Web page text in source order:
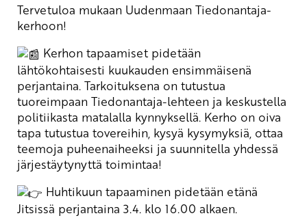
Tervetuloa mukaan Uudenmaan Tiedonantaja-
kerhoon!
Kerhon tapaamiset pidetään
lähtökohtaisesti kuukauden ensimmäisenä
perjantaina. Tarkoituksena on tutustua
tuoreimpaan Tiedonantaja-lehteen ja keskustella
politiikasta matalalla kynnyksellä. Kerho on oiva
tapa tutustua tovereihin, kysyä kysymyksiä, ottaa
teemoja puheenaiheeksi ja suunnitella yhdessä
järjestäytynyttä toimintaa!
Huhtikuun tapaaminen pidetään etänä
Jitsissä perjantaina 3.4. klo 16.00 alkaen.